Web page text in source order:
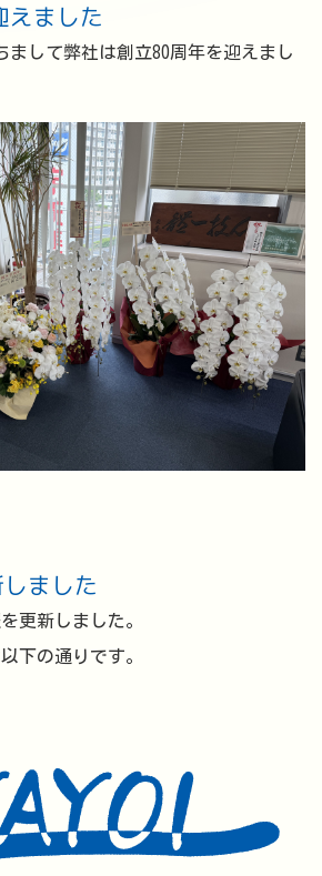
ました
まして弊社は創立80周年を迎えまし
ました
更新しました。
下の通りです。